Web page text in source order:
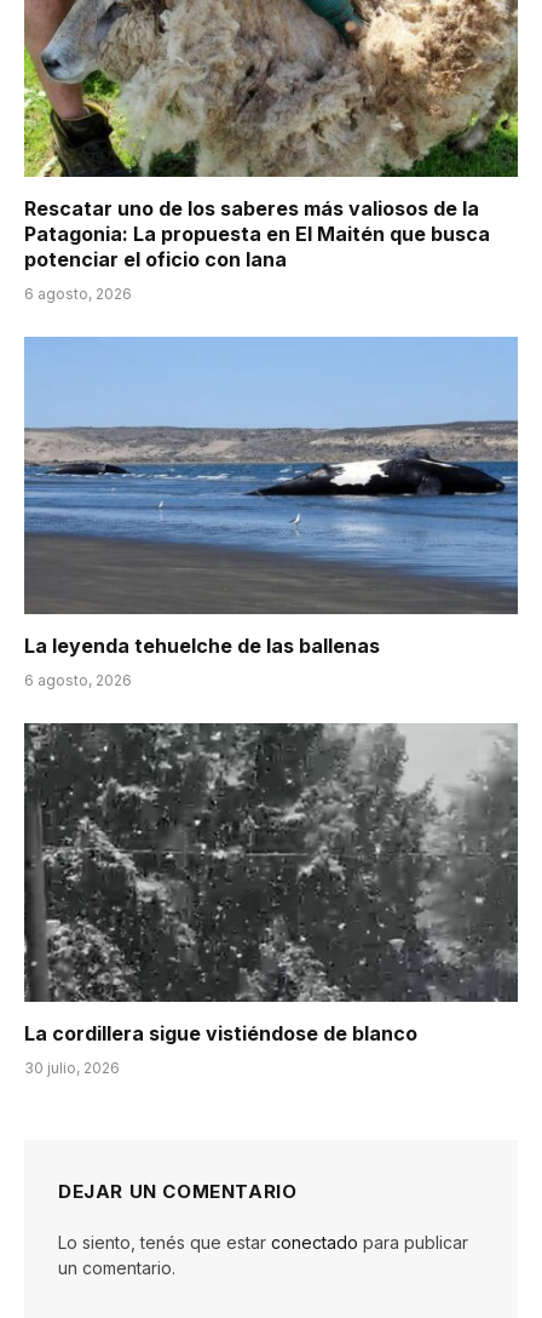
Rescatar uno de los saberes más valiosos de la
Patagonia: La propuesta en El Maitén que busca
potenciar el oficio con lana
6 agosto, 2026
La leyenda tehuelche de las ballenas
6 agosto, 2026
La cordillera sigue vistiéndose de blanco
30 julio, 2026
DEJAR UN COMENTARIO
Lo siento, tenés que estar conectado para publicar
un comentario.